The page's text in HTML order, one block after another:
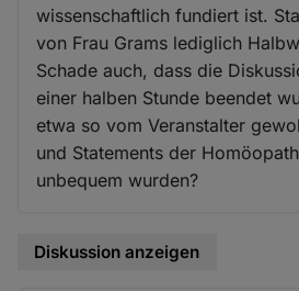
wissenschaftlich fundiert ist.
von Frau Grams lediglich
Schade auch, dass die
einer halben Stunde beendet
etwa so vom Veranstalter
und Statements der
unbequem wurden?
Diskussion anzeigen